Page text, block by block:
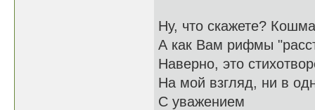
Ну, что скажете?
А как Вам рифмы
Наверно, это
На мой взгляд, ни в
С уважением